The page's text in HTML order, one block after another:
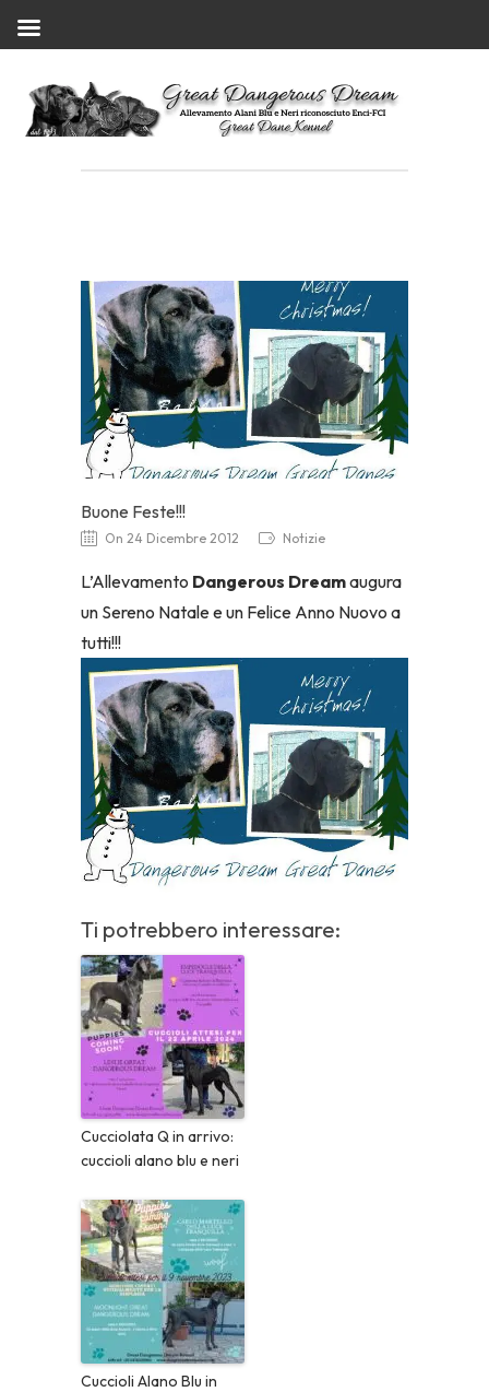
Buone Feste!!!
On 24 Dicembre 2012 Notizie
L’Allevamento Dangerous Dreamaugura
un Sereno Natale e un Felice Anno Nuovo a
tutti!!!
Ti potrebbero interessare:
Cucciolata Q in arrivo:
cuccioli alano blu e neri
Cuccioli Alano Blu in